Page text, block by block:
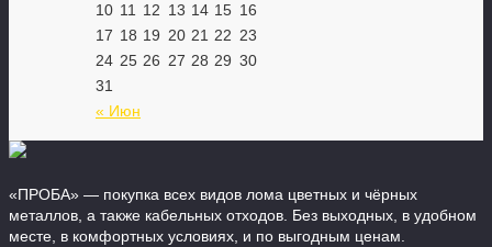
« Июн
10 11 12 13 14 15 16
17 18 19 20 21 22 23
24 25 26 27 28 29 30
31
«ПРОБА» — покупка всех видов лома цветных и чёрных
металлов, а также кабельных отходов. Без выходных, в удобном
месте, в комфортных условиях, и по выгодным ценам.